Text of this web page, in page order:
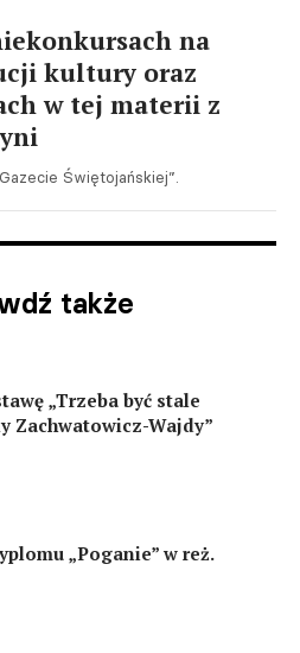
na
kultury oraz
w tej materii z
Świętojańskiej”.
także
„Trzeba być stale
Zachwatowicz-Wajdy”
„Poganie” w reż.